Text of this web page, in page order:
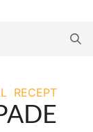
RECEPT